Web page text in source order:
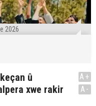
2026
û
xwe rakir
A+
A-